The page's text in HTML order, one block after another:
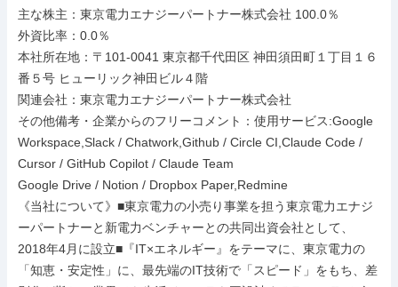
主な株主：東京電力エナジーパートナー株式会社 100.0％
外資比率：0.0％
本社所在地：〒101-0041 東京都千代田区 神田須田町１丁目１６
番５号 ヒューリック神田ビル４階
関連会社：東京電力エナジーパートナー株式会社
その他備考・企業からのフリーコメント：使用サービス:Google
Workspace,Slack / Chatwork,Github / Circle CI,Claude Code /
Cursor / GitHub Copilot / Claude Team
Google Drive / Notion / Dropbox Paper,Redmine
《当社について》■東京電力の小売り事業を担う東京電力エナジ
ーパートナーと新電力ベンチャーとの共同出資会社として、
2018年4月に設立■『IT×エネルギー』をテーマに、東京電力の
「知恵・安定性」に、最先端のIT技術で「スピード」をもち、差